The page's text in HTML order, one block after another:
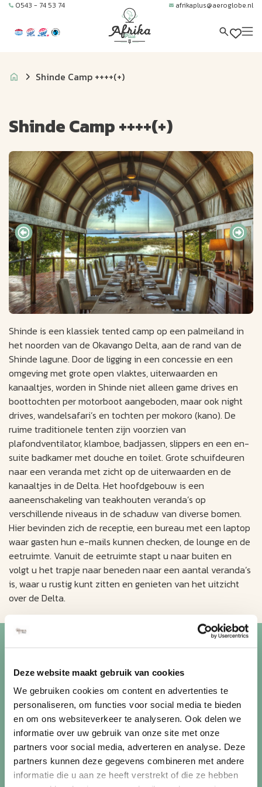
Deze website maakt gebruik van cookies
We gebruiken cookies om content en advertenties te
personaliseren, om functies voor social media te bieden
en om ons websiteverkeer te analyseren. Ook delen we
informatie over uw gebruik van onze site met onze
partners voor social media, adverteren en analyse. Deze
partners kunnen deze gegevens combineren met andere
informatie die u aan ze heeft verstrekt of die ze hebben
0543 - 74 53 74 afrikaplus@aeroglobe.nl
Shinde Camp ++++(+)
Shinde Camp ++++(+)
Shinde is een klassiek tented camp op een palmeiland in
het noorden van de Okavango Delta, aan de rand van de
Shinde lagune. Door de ligging in een concessie en een
omgeving met grote open vlaktes, uiterwaarden en
kanaaltjes, worden in Shinde niet alleen game drives en
boottochten per motorboot aangeboden, maar ook night
drives, wandelsafari’s en tochten per mokoro (kano). De
ruime traditionele tenten zijn voorzien van
plafondventilator, klamboe, badjassen, slippers en een en-
suite badkamer met douche en toilet. Grote schuifdeuren
naar een veranda met zicht op de uiterwaarden en de
kanaaltjes in de Delta. Het hoofdgebouw is een
aaneenschakeling van teakhouten veranda’s op
verschillende niveaus in de schaduw van diverse bomen.
Hier bevinden zich de receptie, een bureau met een laptop
waar gasten hun e-mails kunnen checken, de lounge en de
eetruimte. Vanuit de eetruimte stapt u naar buiten en
volgt u het trapje naar beneden naar een aantal veranda’s
is, waar u rustig kunt zitten en genieten van het uitzicht
over de Delta.
Blijf op de hoogte van de
mooiste reizen
Ontvang circa 1 maal per maand onze nieuwsbrief met de
laatste aanbiedingen. U kunt zich elk moment weer
uitschrijven via de afmeldlink in de nieuwsbrief.
Aanmelden
Lees in onsprivacybeleidhoe wij zorgvuldig omgaan met uw